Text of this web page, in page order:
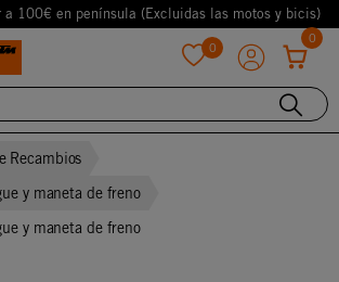
a 100€ en península (Excluidas las motos y bicis)
0
0
Recambios
y maneta de freno
y maneta de freno